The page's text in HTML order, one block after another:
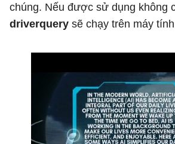
chúng. Nếu được sử dụng không
driverquery sẽ chạy trên máy